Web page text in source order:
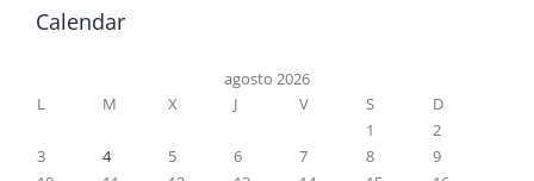
Calendar
agosto 2026
L
M X J V S
D
1
2
3
4 5 6 7 8
9